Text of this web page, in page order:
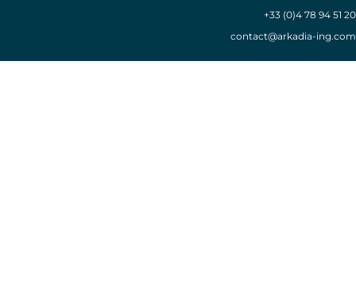
+33 (0)4 78 94 51 20
contact@arkadia-ing.com